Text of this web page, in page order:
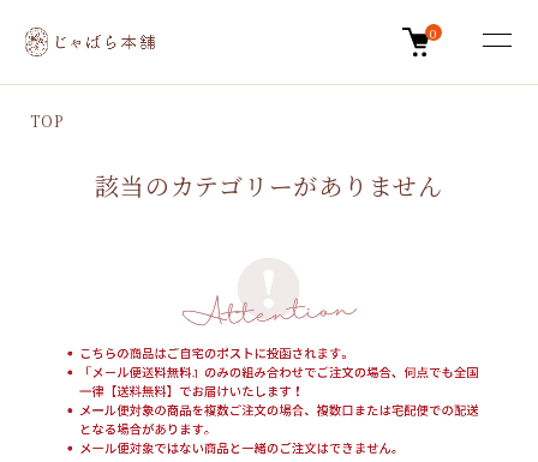
0
TOP
該当のカテゴリーがありません